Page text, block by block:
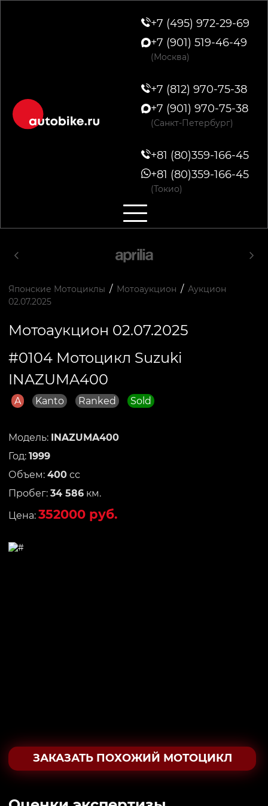
+7 (495) 972-29-69
+7 (901) 519-46-49
(Москва)
+7 (812) 970-75-38
+7 (901) 970-75-38
(Санкт-Петербург)
+81 (80)359-166-45
+81 (80)359-166-45
(Токио)
Японские Мотоциклы / Мотоаукцион / Аукцион
02.07.2025
Мотоаукцион 02.07.2025
#0104 Мотоцикл Suzuki
INAZUMA400
A Kanto Ranked Sold
Модель: INAZUMA400
Год: 1999
Объем: 400 сс
Пробег: 34 586 км.
Цена: 352000 руб.
ЗАКАЗАТЬ ПОХОЖИЙ МОТОЦИКЛ